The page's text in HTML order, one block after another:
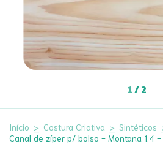
1/2
Início > Costura Criativa > Sintéticos
Canal de zíper p/ bolso - Montana 1.4 -